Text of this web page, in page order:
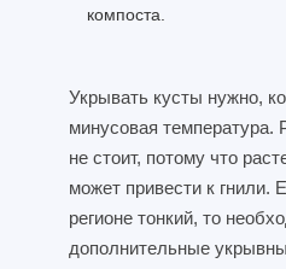
компоста.
Укрывать кусты нужно,
минусовая температура.
не стоит, потому что
может привести к гнили.
регионе тонкий, то
дополнительные